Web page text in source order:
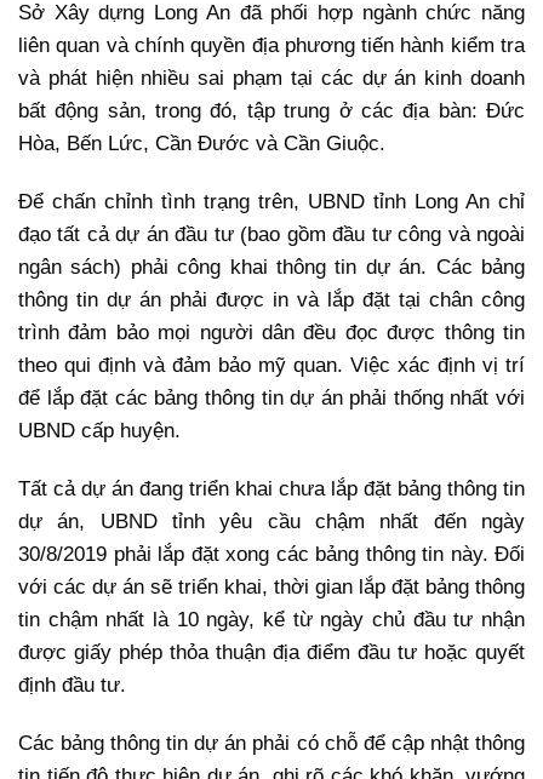
Sở Xây dựng Long An đã phối hợp ngành chức năng
liên quan và chính quyền địa phương tiến hành kiểm tra
và phát hiện nhiều sai phạm tại các dự án kinh doanh
bất động sản, trong đó, tập trung ở các địa bàn: Đức
Hòa, Bến Lức, Cần Đước và Cần Giuộc.
Để chấn chỉnh tình trạng trên, UBND tỉnh Long An chỉ
đạo tất cả dự án đầu tư (bao gồm đầu tư công và ngoài
ngân sách) phải công khai thông tin dự án. Các bảng
thông tin dự án phải được in và lắp đặt tại chân công
trình đảm bảo mọi người dân đều đọc được thông tin
theo qui định và đảm bảo mỹ quan. Việc xác định vị trí
để lắp đặt các bảng thông tin dự án phải thống nhất với
UBND cấp huyện.
Tất cả dự án đang triển khai chưa lắp đặt bảng thông tin
dự án, UBND tỉnh yêu cầu chậm nhất đến ngày
30/8/2019 phải lắp đặt xong các bảng thông tin này. Đối
với các dự án sẽ triển khai, thời gian lắp đặt bảng thông
tin chậm nhất là 10 ngày, kể từ ngày chủ đầu tư nhận
được giấy phép thỏa thuận địa điểm đầu tư hoặc quyết
định đầu tư.
Các bảng thông tin dự án phải có chỗ để cập nhật thông